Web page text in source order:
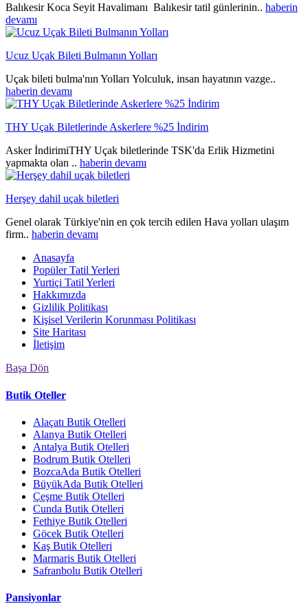
Balıkesir Koca Seyit Havalimanı Balıkesir tatil günlerinin.. haberin
devamı
Ucuz Uçak Bileti Bulmanın Yolları
Uçak bileti bulma'nın Yolları Yolculuk, insan hayatının vazge..
haberin devamı
THY Uçak Biletlerinde Askerlere %25 İndirim
Asker İndirimiTHY Uçak biletlerinde TSK'da Erlik Hizmetini
yapmakta olan .. haberin devamı
Herşey dahil uçak biletleri
Genel olarak Türkiye'nin en çok tercih edilen Hava yolları ulaşım
firm.. haberin devamı
Anasayfa
Popüler Tatil Yerleri
Yurtiçi Tatil Yerleri
Hakkımızda
Gizlilik Politikası
Kişisel Verilerin Korunması Politikası
Site Haritası
İletişim
Başa Dön
Butik Oteller
Alaçatı Butik Otelleri
Alanya Butik Otelleri
Antalya Butik Otelleri
Bodrum Butik Otelleri
BozcaAda Butik Otelleri
BüyükAda Butik Otelleri
Çeşme Butik Otelleri
Cunda Butik Otelleri
Fethiye Butik Otelleri
Göcek Butik Otelleri
Kaş Butik Otelleri
Marmaris Butik Otelleri
Safranbolu Butik Otelleri
Pansiyonlar